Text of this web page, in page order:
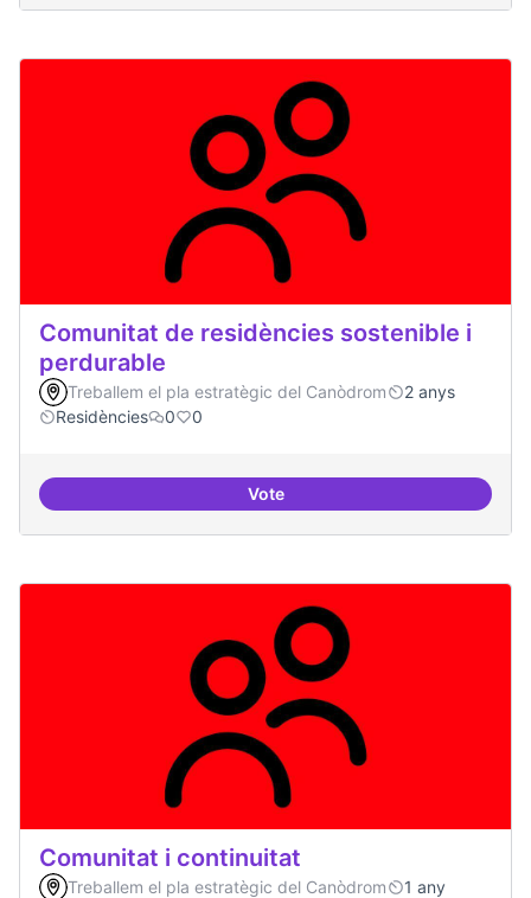
Comunitat de residències sostenible i
perdurable
Treballem el pla estratègic del Canòdrom
2 anys
Residències
0 0
Vote Comunitat
Comunitat i continuitat
Treballem el pla estratègic del Canòdrom
1 any